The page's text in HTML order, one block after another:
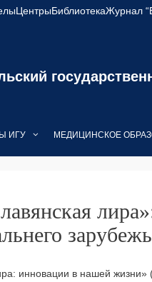
ЦентрыБиблиотекаЖурнал
ИГУ МЕДИЦИНСКОЕ
инновации в нашей жизни»